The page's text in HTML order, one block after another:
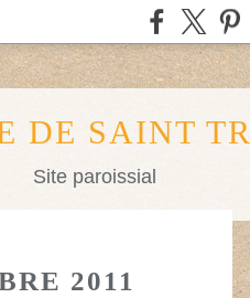
DE SAINT
Site paroissial
2011